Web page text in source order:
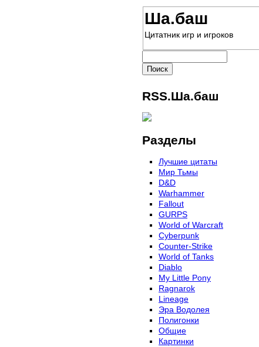
Ша.баш
Цитатник игр и игроков
RSS.Ша.баш
Разделы
Лучшие цитаты
Мир Тьмы
D&D
Warhammer
Fallout
GURPS
World of Warcraft
Сyberpunk
Counter-Strike
World of Tanks
Diablo
My Little Pony
Ragnarok
Lineage
Эра Водолея
Полигонки
Общие
Картинки